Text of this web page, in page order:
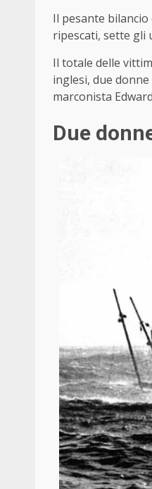
Il pesante
ripescati, sette gli
Il totale delle
inglesi, due
marconista
Due